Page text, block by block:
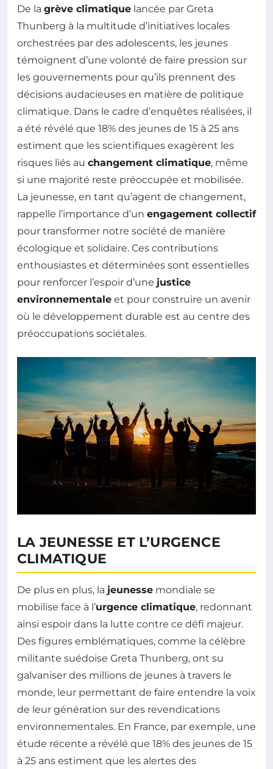
De la grève climatique lancée par Greta
Thunberg à la multitude d’initiatives locales
orchestrées par des adolescents, les jeunes
témoignent d’une volonté de faire pression sur
les gouvernements pour qu’ils prennent des
décisions audacieuses en matière de politique
climatique. Dans le cadre d’enquêtes réalisées, il
a été révélé que 18% des jeunes de 15 à 25 ans
estiment que les scientifiques exagèrent les
risques liés au changement climatique, même
si une majorité reste préoccupée et mobilisée.
La jeunesse, en tant qu’agent de changement,
rappelle l’importance d’un engagement collectif
pour transformer notre société de manière
écologique et solidaire. Ces contributions
enthousiastes et déterminées sont essentielles
pour renforcer l’espoir d’une justice
environnementale et pour construire un avenir
où le développement durable est au centre des
préoccupations sociétales.
LA JEUNESSE ET L’URGENCE
CLIMATIQUE
De plus en plus, la jeunesse mondiale se
mobilise face à l’urgence climatique, redonnant
ainsi espoir dans la lutte contre ce défi majeur.
Des figures emblématiques, comme la célèbre
militante suédoise Greta Thunberg, ont su
galvaniser des millions de jeunes à travers le
monde, leur permettant de faire entendre la voix
de leur génération sur des revendications
environnementales. En France, par exemple, une
étude récente a révélé que 18% des jeunes de 15
à 25 ans estiment que les alertes des